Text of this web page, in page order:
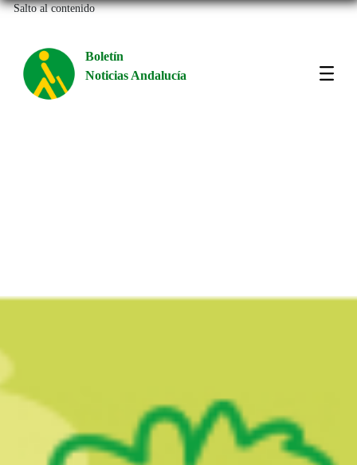
Salto al contenido
Boletín
Noticias Andalucía